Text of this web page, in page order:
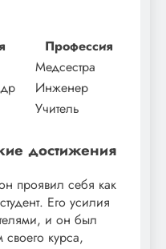
Профессия
Медсестра
Инженер
Учитель
достижения
проявил себя как
Его усилия
и он был
курса,